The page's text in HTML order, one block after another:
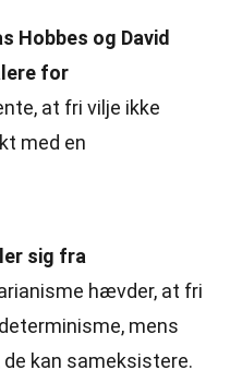
Hobbes og David
for
at fri vilje ikke
med en
sig fra
hævder, at fri
mens
kan sameksistere.